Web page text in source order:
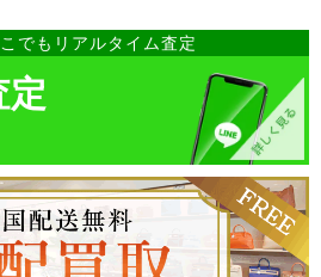
料LINE査定
がら品物を売りたい方へ
配買取申込
安全に売りたい方へ
でもリアルタイム査定
定